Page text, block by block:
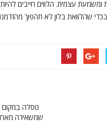
עצמית. הלווים חייבים
שהלוואת בלון לא תהפוך
טסלה במקום
שמשאירה